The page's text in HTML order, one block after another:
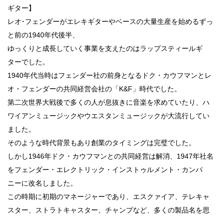
ギター】
レオ･フェンダーがエレキギターやベースの大量生産を始めるずっ
と前の1940年代後半、
ゆっくりと成長していく事業を支えたのはラップスティールギ
ターでした。
1940年代当時はフェンダー社の前身となるドク・カウフマンとレ
オ・フェンダーの共同経営会社の「K&F」時代でした。
第二次世界大戦後で多くの人が息抜きに音楽を求めていたり、ハ
ワイアンミュージックやウエスタンミュージックが大流行してい
ました。
そのような時代背景もあり創業のタイミングは完璧でした。
しかし1946年ドク・カウフマンとの共同経営は解消、1947年社名
をフェンダー・エレクトリック・インストゥルメント・カンパ
ニーに改名しました。
この時期に初期のマネージャーであり、エスクァイア、テレキャ
スター、ストラトキャスター、チャンプなど、多くの製品名を思